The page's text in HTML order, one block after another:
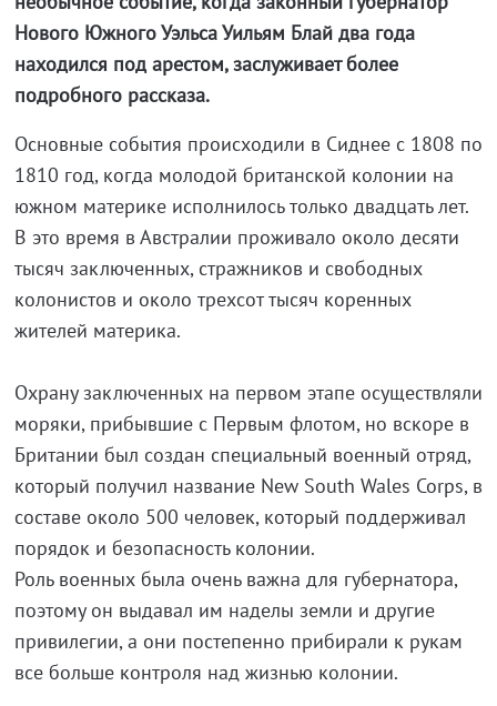
Нового Южного Уэльса Уильям Блай два года
находился под арестом, заслуживает более
подробного рассказа.
Основные события происходили в Сиднее с 1808 по
1810 год, когда молодой британской колонии на
южном материке исполнилось только двадцать лет.
В это время в Австралии проживало около десяти
тысяч заключенных, стражников и свободных
колонистов и около трехсот тысяч коренных
жителей материка.
Охрану заключенных на первом этапе осуществляли
моряки, прибывшие с Первым флотом, но вскоре в
Британии был создан специальный военный отряд,
который получил название New South Wales Corps, в
составе около 500 человек, который поддерживал
порядок и безопасность колонии.
Роль военных была очень важна для губернатора,
поэтому он выдавал им наделы земли и другие
привилегии, а они постепенно прибирали к рукам
все больше контроля над жизнью колонии.